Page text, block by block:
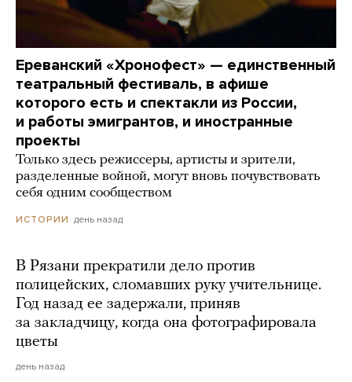
Ереванский «Хронофест» — единственный
театральный фестиваль, в афише
которого есть и спектакли из России,
и работы эмигрантов, и иностранные
проекты
Только здесь режиссеры, артисты и зрители,
разделенные войной, могут вновь почувствовать
себя одним сообществом
ИСТОРИИ день назад
В Рязани прекратили дело против
полицейских, сломавших руку учительнице.
Год назад ее задержали, приняв
за закладчицу, когда она фотографировала
цветы
день назад